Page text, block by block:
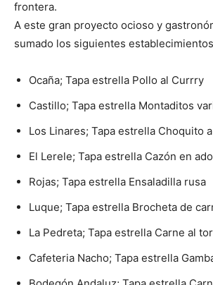
frontera.
A este gran proyecto ocioso y
sumado los siguientes
Ocaña; Tapa estrella Pollo al Currry
Castillo; Tapa estrella Montaditos
Los Linares; Tapa estrella Choquito
El Lerele; Tapa estrella Cazón en
Rojas; Tapa estrella Ensaladilla rusa
Luque; Tapa estrella Brocheta de
La Pedreta; Tapa estrella Carne al
Cafeteria Nacho; Tapa estrella